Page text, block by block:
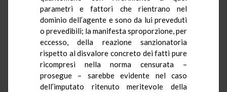
parametri e fattori che rientrano nel
dominio dell’agente e sono da lui preveduti
o prevedibili; la manifesta sproporzione, per
eccesso, della reazione sanzionatoria
rispetto al disvalore concreto dei fatti pure
ricompresi nella norma censurata –
prosegue – sarebbe evidente nel caso
dell’imputato ritenuto meritevole della